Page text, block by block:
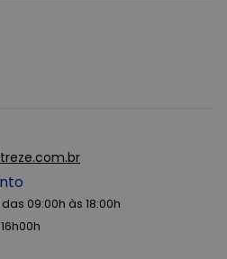
09:00h às 18:00h